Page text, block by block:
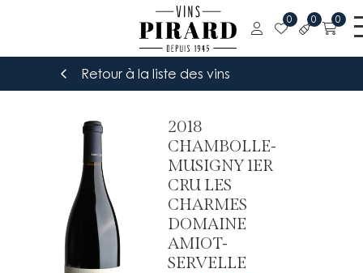
0 0 0
Retour à la liste des vins
2018
CHAMBOLLE-
MUSIGNY 1ER
CRU LES
CHARMES
DOMAINE
AMIOT-
SERVELLE